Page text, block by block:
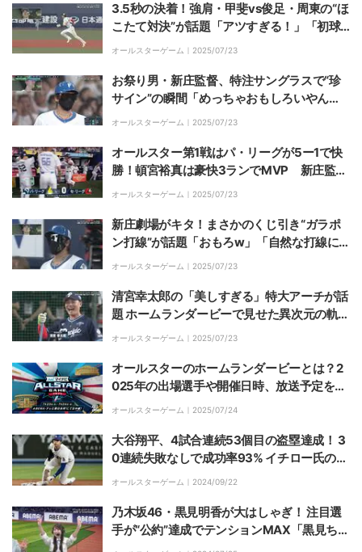
3.5秒の決着！強肩・甲斐vs俊足・周東の“ほ
こたて対決”が話題「アツすぎる！」「初球
から走ったよw」
オールスターゲーム｜ 2025/07/23
お祭り男・新庄監督、特注サングラスで“珍
サイン”の瞬間「めっちゃおもしろいやん
w」「新庄らしいw」スクイズ失敗で思わず
オールスターゲーム｜ 2025/07/23
オールスター第1戦はパ・リーグが5ー1で快
勝！頓宮裕真は豪快3ランでMVP 新庄監督
はガチャポン打順考案にサングラス電飾で盛
オールスターゲーム｜ 2025/07/23
新庄劇場がキタ！まさかのくじ引き“ガラポ
ン打線”が話題「おもろw」「自然な打線に
なってるw」ファン失笑
オールスターゲーム｜ 2025/07/23
清宮幸太郎の「美しすぎる」特大アーチが話
題 ホームランダービーで見せた異次元の軌道
「えぐい」「やっぱ化け物」
オールスターゲーム｜ 2025/07/23
オールスターのホームランダービーとは？2
025年の出場選手や開催日時、放送予定を紹
介【プロ野球】
オールスターゲーム｜ 2025/07/24
大谷翔平、4試合連続53個目の盗塁達成！ 3
0連続失敗なしで成功率93% イチロー氏の記
録にあと「3」
オールスターゲーム｜ 2024/09/22
乃木坂46・黒見明香が大はしゃぎ！ 注目選
手が“公約”達成でテンションMAX「黒見ちゃ
ん嬉しそうw」「度会いいやつだなー」